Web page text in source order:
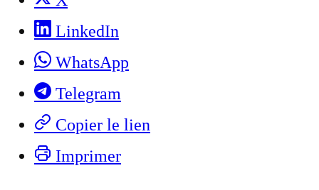
LinkedIn
WhatsApp
Telegram
Copier le lien
Imprimer